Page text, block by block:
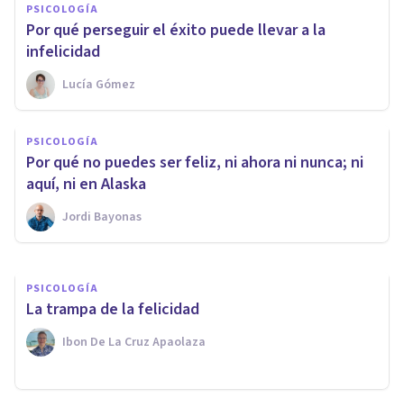
PSICOLOGÍA
Por qué perseguir el éxito puede llevar a la
infelicidad
Lucía Gómez
PSICOLOGÍA
Por qué no puedes ser feliz, ni ahora ni nunca; ni
aquí, ni en Alaska
Jordi Bayonas
PSICOLOGÍA
Camino a la Felicidad: las 3
mejores prácticas para elevar
tu Bienestar
Cidepsi
PSICOLOGÍA
La trampa de la felicidad
Ibon De La Cruz Apaolaza